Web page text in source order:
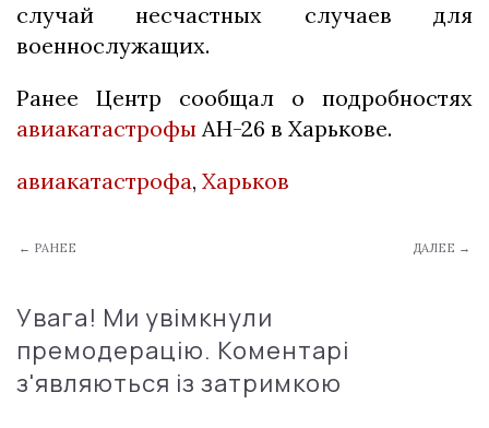
случай несчастных случаев для
военнослужащих.
Ранее Центр сообщал о подробностях
авиакатастрофы АН-26 в Харькове.
авиакатастрофа, Харьков
← РАНЕЕ ДАЛЕЕ →
Увага! Ми увімкнули
премодерацію. Коментарі
з'являються із затримкою